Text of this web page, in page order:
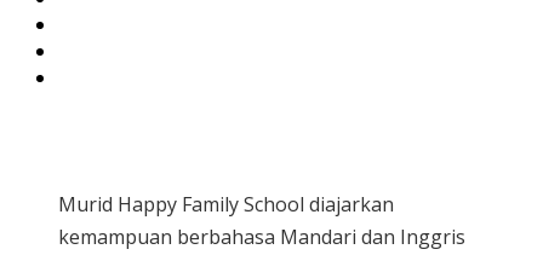
Murid Happy Family School diajarkan
kemampuan berbahasa Mandari dan Inggris